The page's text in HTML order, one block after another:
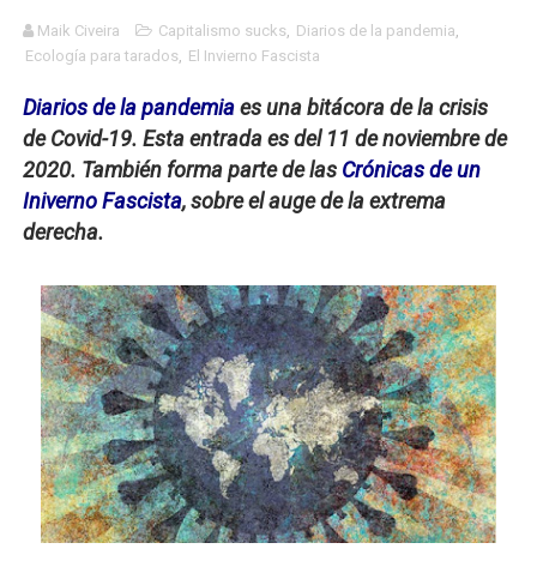
Dioses y Monstruos: Guillermo (UNO)
Gótico Mexicano
El mito de Frankenstein
25 grandes películas de terror del siglo XXI
Devoraos los unos a los otros
Charlie Kirk y la izquierda asesina
Dios es Cambio: Filosofía Earthseed para el fin del
Nuestra era de genocidios
Mis historias favoritas de Superman
Maik Civeira Capitalismo sucks, Diarios de la pandemia,
Ecología para tarados, El Invierno Fascista
Diarios de la pandemiaes una bitácora de la crisis
de Covid-19. Esta entrada es del 11 de noviembre de
2020. También forma parte de las Crónicas de un
Iniverno Fascista, sobre el auge de la extrema
derecha.